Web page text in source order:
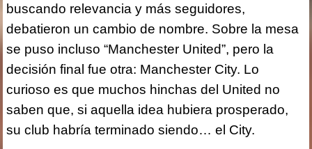
buscando relevancia y más seguidores,
debatieron un cambio de nombre. Sobre la mesa
se puso incluso “Manchester United”, pero la
decisión final fue otra: Manchester City. Lo
curioso es que muchos hinchas del United no
saben que, si aquella idea hubiera prosperado,
su club habría terminado siendo… el City.